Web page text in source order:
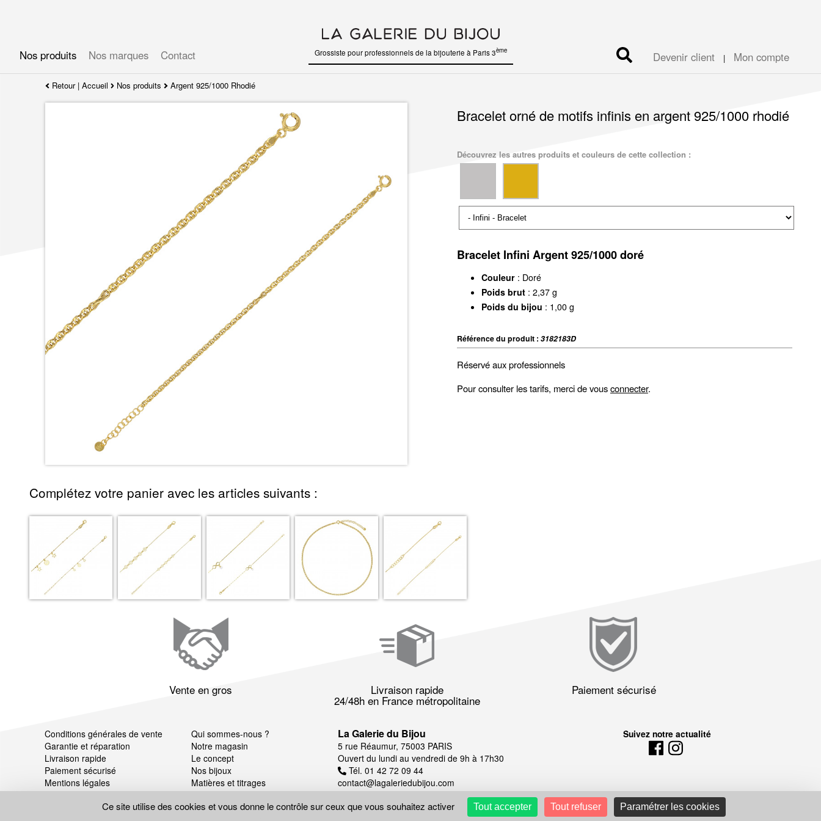
Nos produits Nos marques Contact Devenir client | Mon compte
Grossiste pour professionnels de la bijouterie à Paris 3ème
Retour| Accueil Nos produits Argent 925/1000 Rhodié
Bracelet orné de motifs infinis en argent 925/1000 rhodié
Découvrez les autres produits et couleurs de cette collection :
Bracelet Infini Argent 925/1000 doré
Couleur: Doré
Poids brut: 2,37 g
Poids du bijou : 1,00 g
Référence du produit : 3182183D
Réservé aux professionnels
Pour consulter les tarifs, merci de vousconnecter.
Complétez votre panier avec les articles suivants :
Vente en gros Livraison rapide
24/48h en France métropolitaine
Paiement sécurisé
Conditions générales de vente
Garantie et réparation
Livraison rapide
Paiement sécurisé
Mentions légales
Gestion des cookies
Qui sommes-nous ?
Notre magasin
Le concept
Nos bijoux
Matières et titrages
La Galerie du Bijou
5 rue Réaumur, 75003 PARIS
Ouvert du lundi au vendredi de 9h à 17h30
Tél. 01 42 72 09 44
contact@lagaleriedubijou.com
Suivez notre actualité
Ce site utilise des cookies et vous donne le contrôle sur ceux que vous souhaitez activer Tout accepter Tout refuser Paramétrer les cookies